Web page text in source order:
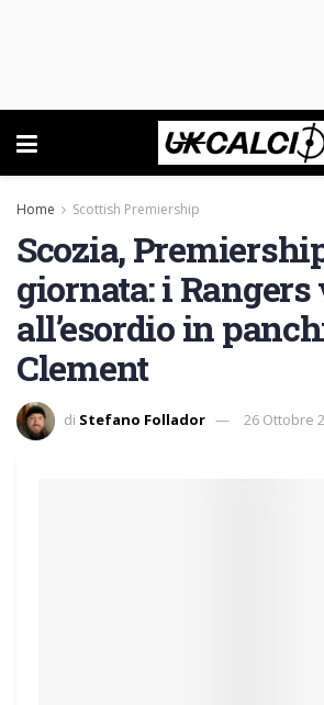
Home Scottish Premiership
Scozia,
giornata: i
all’esordio in
Clement
di Stefano Follador 26 Ottobre